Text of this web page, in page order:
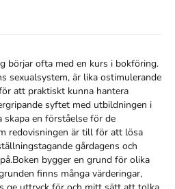
börjar ofta med en kurs i bokföring.
sexualsystem, är lika ostimulerande
att praktiskt kunna hantera
syftet med utbildningen i
skapa en förståelse för de
redovisningen är till för att lösa
gårdagens och
bygger en grund för olika
finns många värderingar,